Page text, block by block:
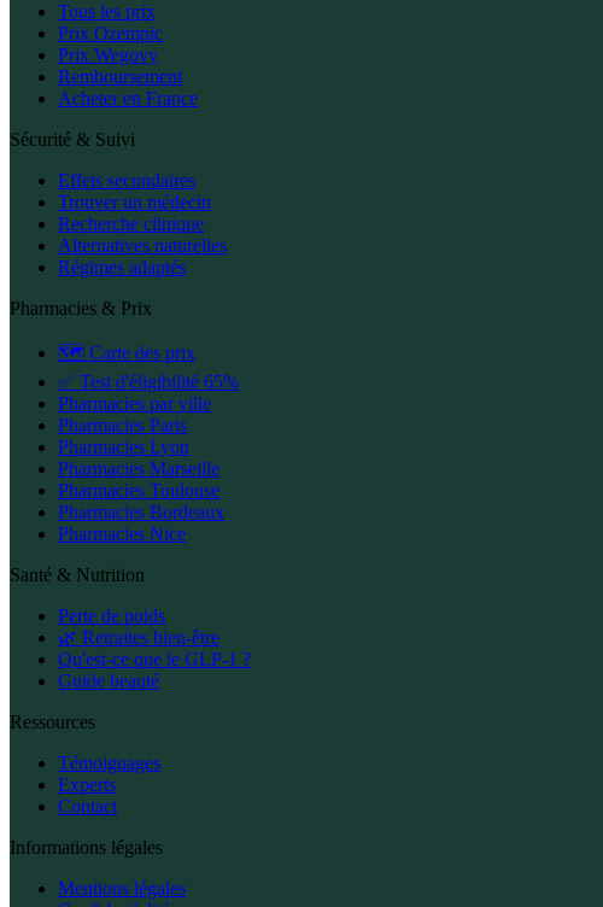
Tous les prix
Prix Ozempic
Prix Wegovy
Remboursement
Acheter en France
Sécurité & Suivi
Effets secondaires
Trouver un médecin
Recherche clinique
Alternatives naturelles
Régimes adaptés
Pharmacies & Prix
🗺️ Carte des prix
✅ Test d'éligibilité 65%
Pharmacies par ville
Pharmacies Paris
Pharmacies Lyon
Pharmacies Marseille
Pharmacies Toulouse
Pharmacies Bordeaux
Pharmacies Nice
Santé & Nutrition
Perte de poids
🌿 Retraites bien-être
Qu'est-ce que le GLP-1 ?
Guide beauté
Ressources
Témoignages
Experts
Contact
Informations légales
Mentions légales